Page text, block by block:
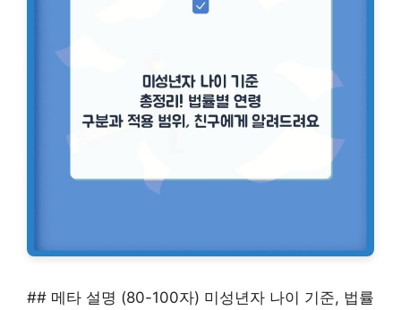
## 메타 설명 (80-100자) 미성년자 나이 기준, 법률